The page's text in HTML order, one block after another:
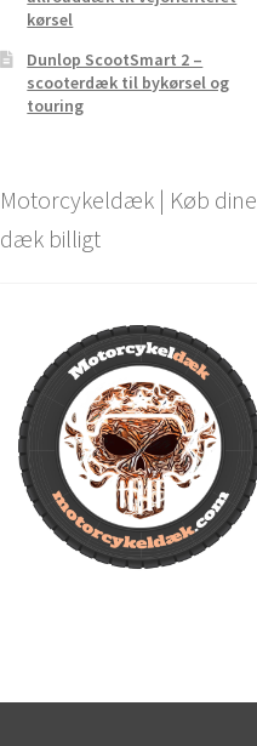
kørsel
Dunlop ScootSmart 2 –
scooterdæk til bykørsel og
touring
Motorcykeldæk | Køb dine
dæk billigt